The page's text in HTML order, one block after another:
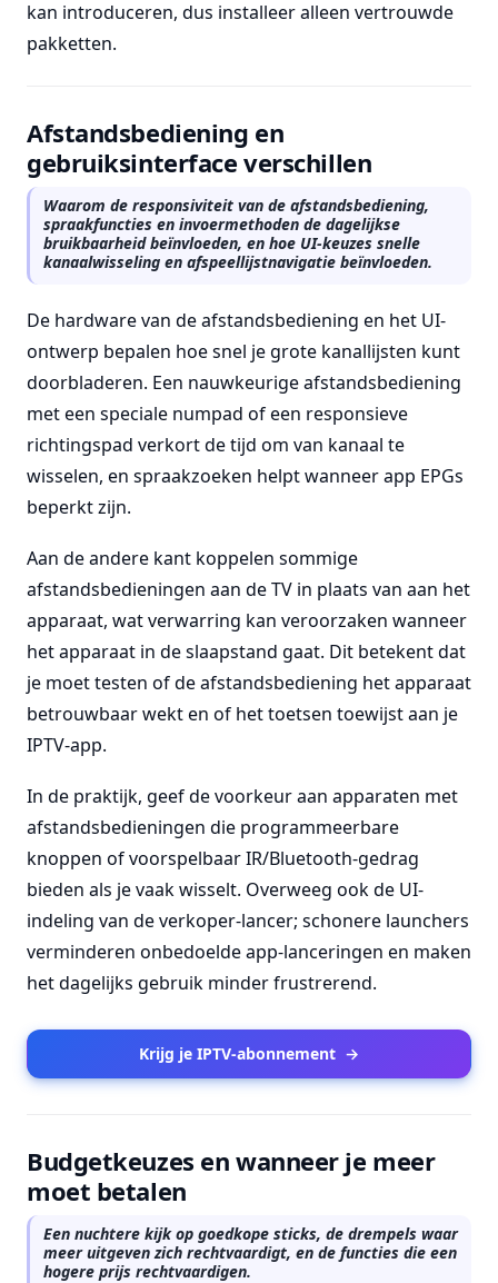
kan introduceren, dus installeer alleen vertrouwde
pakketten.
Afstandsbediening en
gebruiksinterface verschillen
Waarom de responsiviteit van de afstandsbediening,
spraakfuncties en invoermethoden de dagelijkse
bruikbaarheid beïnvloeden, en hoe UI-keuzes snelle
kanaalwisseling en afspeellijstnavigatie beïnvloeden.
De hardware van de afstandsbediening en het UI-
ontwerp bepalen hoe snel je grote kanallijsten kunt
doorbladeren. Een nauwkeurige afstandsbediening
met een speciale numpad of een responsieve
richtingspad verkort de tijd om van kanaal te
wisselen, en spraakzoeken helpt wanneer app EPGs
beperkt zijn.
Aan de andere kant koppelen sommige
afstandsbedieningen aan de TV in plaats van aan het
apparaat, wat verwarring kan veroorzaken wanneer
het apparaat in de slaapstand gaat. Dit betekent dat
je moet testen of de afstandsbediening het apparaat
betrouwbaar wekt en of het toetsen toewijst aan je
IPTV-app.
In de praktijk, geef de voorkeur aan apparaten met
afstandsbedieningen die programmeerbare
knoppen of voorspelbaar IR/Bluetooth-gedrag
bieden als je vaak wisselt. Overweeg ook de UI-
indeling van de verkoper-lancer; schonere launchers
verminderen onbedoelde app-lanceringen en maken
het dagelijks gebruik minder frustrerend.
Krijg je IPTV-abonnement →
Budgetkeuzes en wanneer je meer
moet betalen
Een nuchtere kijk op goedkope sticks, de drempels waar
meer uitgeven zich rechtvaardigt, en de functies die een
hogere prijs rechtvaardigen.